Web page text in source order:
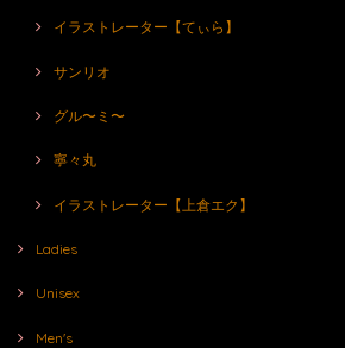
イラストレーター【てぃら】
サンリオ
グル〜ミ〜
寧々丸
イラストレーター【上倉エク】
Ladies
Unisex
Men's